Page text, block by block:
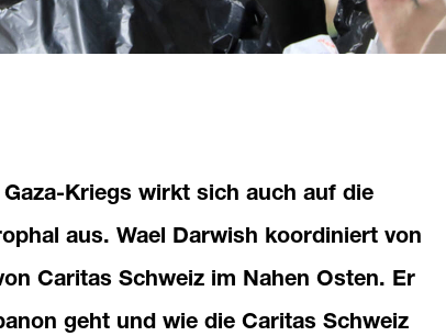
Kriegs wirkt sich auch auf die
aus. Wael Darwish koordiniert von
Caritas Schweiz im Nahen Osten. Er
geht und wie die Caritas Schweiz